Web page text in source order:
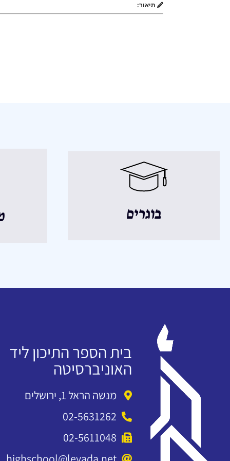
תיאור:
בוגרים
בית הספר התיכון ליד
האוניברסיטה
מנשה הראל 1, ירושלים
02-5631262
02-5611048